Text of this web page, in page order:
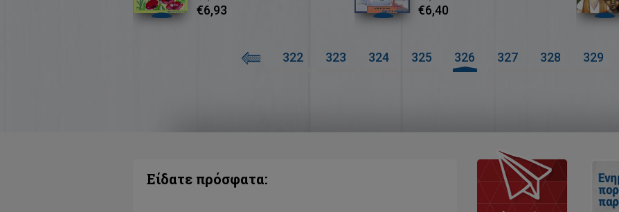
€6,93 €6,40
322 323 324 325 326 327 328 329
Είδατε πρόσφατα: